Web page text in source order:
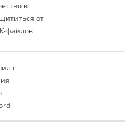
в
от
файлов
с